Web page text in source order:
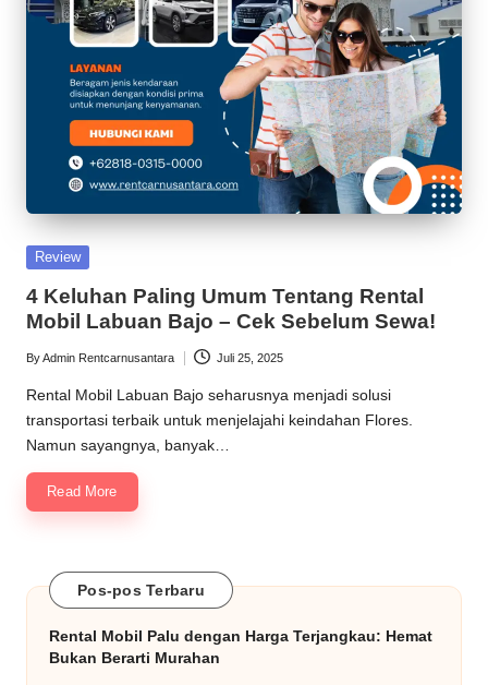
M
S
o
l
u
si
T
e
r
b
k
&
untuk
perjalanan
Posted
Review
4 Keluhan Paling Umum Tentang Rental
Mobil Labuan Bajo – Cek Sebelum Sewa!
Posted
by
ByAdmin Rentcarnusantara Juli 25, 2025
Rental Mobil Labuan Bajo seharusnya menjadi solusi
transportasi terbaik untuk menjelajahi keindahan Flores.
Namun sayangnya, banyak…
Read More
Pos-pos Terbaru
Rental Mobil Palu dengan Harga Terjangkau: Hemat
Bukan Berarti Murahan